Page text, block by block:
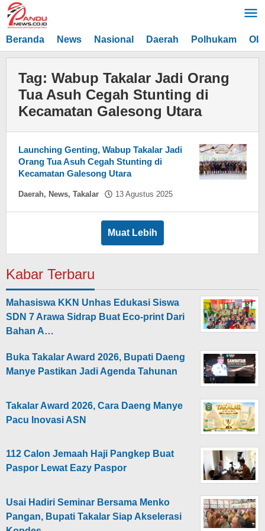
Lewati
ke
konten
Beranda News Nasional Daerah Polhukam
Tag: Wabup Takalar Jadi Orang
Tua Asuh Cegah Stunting di
Kecamatan Galesong Utara
Launching Genting, Wabup Takalar Jadi
Orang Tua Asuh Cegah Stunting di
Kecamatan Galesong Utara
Daerah, News, Takalar 13 Agustus 2025
Muat Lebih
Kabar Terbaru
Mahasiswa KKN Unhas Edukasi Siswa
SDN 7 Arawa Sidrap Buat Eco-print Dari
Bahan A…
Buka Takalar Award 2026, Bupati Daeng
Manye Pastikan Jadi Agenda Tahunan
Takalar Award 2026, Cara Daeng Manye
Pacu Inovasi ASN
112 Calon Jemaah Haji Pangkep Buat
Paspor Lewat Eazy Paspor
Usai Hadiri Seminar Bersama Menko
Pangan, Bupati Takalar Siap Akselerasi